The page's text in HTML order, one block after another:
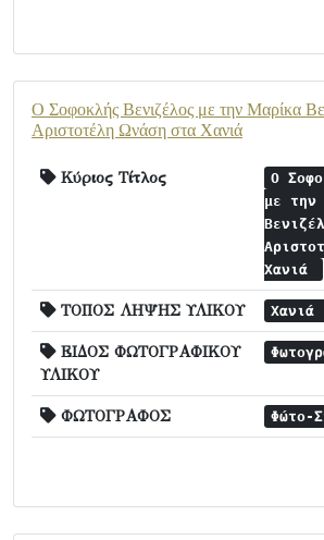
Ο Σοφοκλής Βενιζέλος με την Μαρίκα
Αριστοτέλη Ωνάση στα Χανιά
Κύριος Τίτλος
Ο
με την
Χανιά
ΤΟΠΟΣ ΛΗΨΗΣ ΥΛΙΚΟΥ Χανιά
ΕΙΔΟΣ ΦΩΤΟΓΡΑΦΙΚΟΥ
ΥΛΙΚΟΥ
ΦΩΤΟΓΡΑΦΟΣ Φώτο-